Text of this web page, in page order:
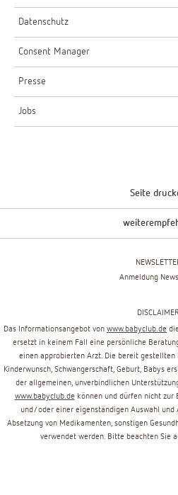
Datenschutz
Consent Manager
Presse
Jobs
Seite
Anmeldung
Das Informationsangebot von www.babyclub.de
ersetzt in keinem Fall eine persönliche
einen approbierten Arzt. Die bereit
Kinderwunsch, Schwangerschaft, Geburt, Babys
der allgemeinen, unverbindlichen
www.babyclub.de können und dürfen nicht zur
und/oder einer eigenständigen Auswahl und
Absetzung von Medikamenten, sonstigen
verwendet werden. Bitte beachten Sie